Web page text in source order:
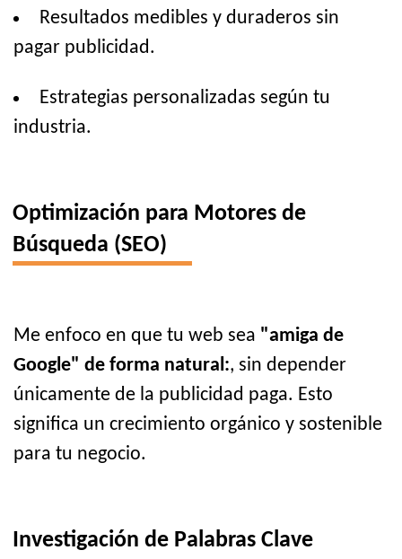
Resultados medibles y duraderos sin
pagar publicidad.
Estrategias personalizadas según tu
industria.
Optimización para Motores de
Búsqueda (SEO)
Me enfoco en que tu web sea "amiga de
Google" de forma natural:, sin depender
únicamente de la publicidad paga. Esto
significa un crecimiento orgánico y sostenible
para tu negocio.
Investigación de Palabras Clave